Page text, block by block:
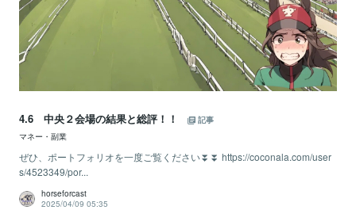
4.6 中央２会場の結果と総評！！
記事
マネー・副業
ぜひ、ポートフォリオを一度ご覧ください⏬⏬ https://coconala.com/user
s/4523349/por...
horseforcast
2025/04/09 05:35